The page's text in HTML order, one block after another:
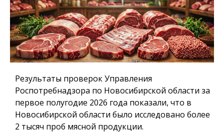
Результаты проверок Управления
Роспотребнадзора по Новосибирской области за
первое полугодие 2026 года показали, что в
Новосибирской области было исследовано более
2 тысяч проб мясной продукции.